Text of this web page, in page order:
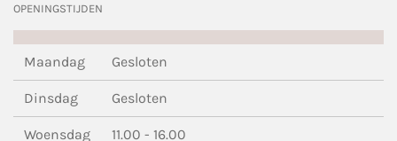
OPENINGSTIJDEN
Maandag Gesloten
Dinsdag Gesloten
Woensdag 11.00 - 16.00